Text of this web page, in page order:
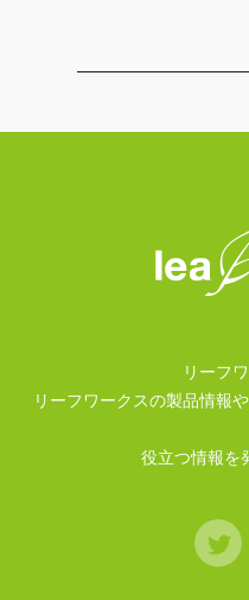
リーフ
リーフワークスの製品情報
役立つ情報を